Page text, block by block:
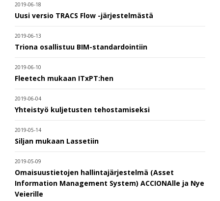
2019-06-18
Uusi versio TRACS Flow -järjestelmästä
2019-06-13
Triona osallistuu BIM-standardointiin
2019-06-10
Fleetech mukaan ITxPT:hen
2019-06-04
Yhteistyö kuljetusten tehostamiseksi
2019-05-14
Siljan mukaan Lassetiin
2019-05-09
Omaisuustietojen hallintajärjestelmä (Asset
Information Management System) ACCIONAlle ja Nye
Veierille